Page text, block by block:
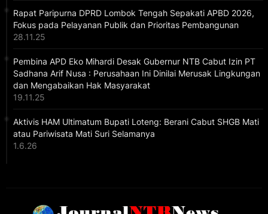
Rapat Paripurna DPRD Lombok Tengah Sepakati APBD 2026,
Fokus pada Pelayanan Publik dan Prioritas Pembangunan
28.11.25
Pembina APD Eko Mihardi Desak Gubernur NTB Cabut Izin PT
Sadhana Arif Nusa : Perusahaan Ini Dinilai Merusak Lingkungan
dan Mengabaikan Hak Masyarakat
19.11.25
Aktivis HAM Ultimatum Bupati Loteng: Berani Cabut SHGB Mati
atau Pariwisata Mati Suri Selamanya
1.6.26